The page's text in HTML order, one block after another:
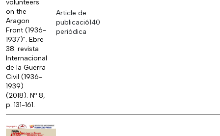
volunteers
on the
Aragon
Front (1936-
1937)". Ebre
38: revista
Internacional
de la Guerra
Civil (1936-
1939)
(2018). Nº 8,
p. 131-161.
Article de
publicació
periòdica
140